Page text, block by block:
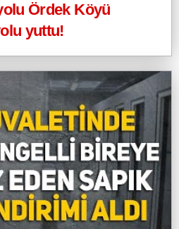
Ördek Köyü
yuttu!